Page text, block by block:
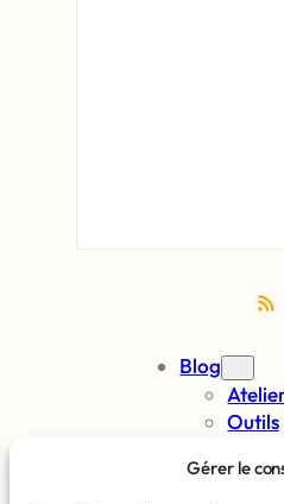
Gérer le
Flux RSS
Blog
Outils
Le